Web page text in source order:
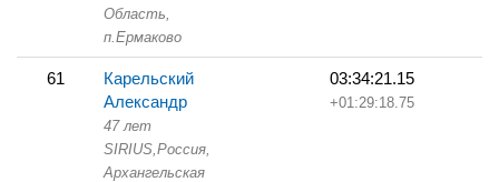
Область,
п.Ермаково
61
Карельский
Александр
47 лет
SIRIUS,Россия,
Архангельская
03:34:21.15
+01:29:18.75